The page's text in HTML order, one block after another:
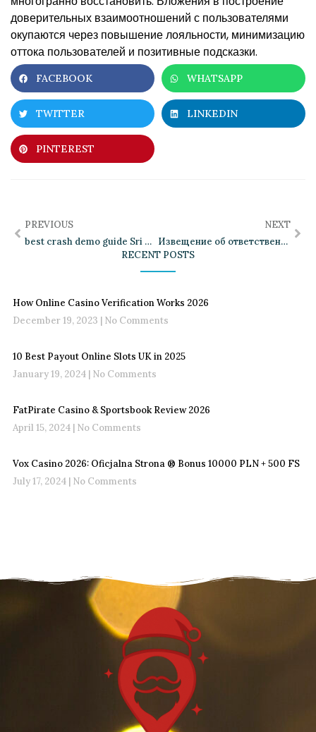
доверительных взаимоотношений с пользователями
окупаются через повышение лояльности, минимизацию
оттока пользователей и позитивные подсказки.
FACEBOOK WHATSAPP
TWITTER LINKEDIN
PINTEREST
PREVIOUS
best crash demo guide Sri Lanka 2026
NEXT
Извещение об ответственной исполнению Sykaaa Casino рабочее зеркало буква диалоговый-казино и механизмы предохранения
RECENT POSTS
How Online Casino Verification Works 2026
December 19, 2023
No Comments
10 Best Payout Online Slots UK in 2025
January 19, 2024 No Comments
FatPirate Casino & Sportsbook Review 2026
April 15, 2024 No Comments
Vox Casino 2026: Oficjalna Strona ®️ Bonus 10000 PLN + 500 FS
July 17, 2024 No Comments